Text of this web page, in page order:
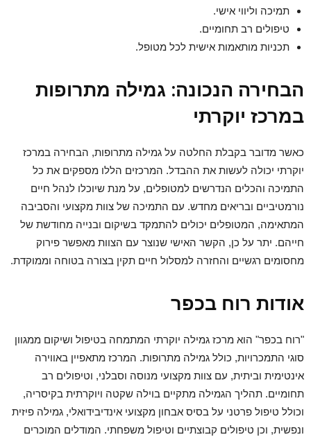
תמיכה וליווי אישי.
טיפולים רב תחומיים.
תכניות מותאמות אישית לכל מטופל.
הבחירה הנכונה: גמילה מתרופות
במרכז יוקרתי
כאשר מדובר בקבלת החלטה על גמילה מתרופות, הבחירה במרכז
יוקרתי יכולה לעשות את ההבדל. המרכזים הללו מספקים את כל
התמיכה והכלים הנדרשים למטופלים, על מנת שיוכלו לנהל חיים
נורמטיביים ובריאים מחדש. עם התמיכה של צוות מקצועי והסביבה
המתאימה, המטופלים יכולים להתמקד בשיקום ובנייה מחודשת של
חייהם. יתר על כן, הקשר האישי שנוצר עם הצוות מאפשר פירוק
מחסומים רגשיים והחזרה למסלול חיים תקין בצורה בטוחה וממוקדת.
אודות רוח בכפר
"רוח בכפר" הוא מרכז גמילה יוקרתי המתמחה בטיפול ושיקום ממגוון
סוגי התמכרויות, כולל גמילה מתרופות. המרכז מתאפיין באווירה
אינטימית וביתית, עם צוות מקצועי מנוסה וסבלני, וטיפולים רב
תחומיים. תהליך הגמילה מתקיים בוילה שקטה ויוקרתית בקיסריה,
וכולל טיפול פרטני על בסיס אבחון מקצועי אינדיבידואלי, גמילה פיזית
ונפשית, וכן טיפולים קבוצתיים וטיפול משפחתי. המודלים המוכרים